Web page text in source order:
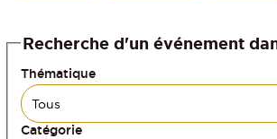
Recherche d'un événement
Thématique
Catégorie